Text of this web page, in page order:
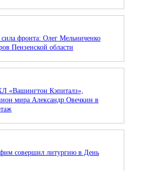
фронта: Олег Мельниченко
Пензенской области
«Вашингтон Кэпиталз»,
мира Александр Овечкин в
совершил литургию в День